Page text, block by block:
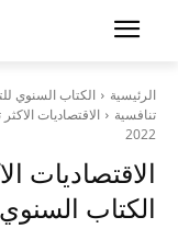
الرئيسية
تنافسية
الاقتصاديات
2022
الاقتصاديات
الكتاب السنوي